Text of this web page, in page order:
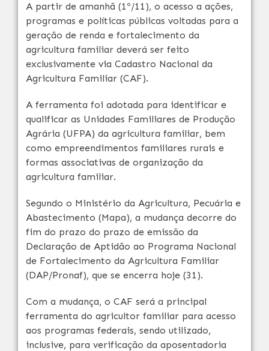
A partir de amanhã (1º/11), o acesso a ações,
programas e políticas públicas voltadas para a
geração de renda e fortalecimento da
agricultura familiar deverá ser feito
exclusivamente via Cadastro Nacional da
Agricultura Familiar (CAF).
A ferramenta foi adotada para identificar e
qualificar as Unidades Familiares de Produção
Agrária (UFPA) da agricultura familiar, bem
como empreendimentos familiares rurais e
formas associativas de organização da
agricultura familiar.
Segundo o Ministério da Agricultura, Pecuária e
Abastecimento (Mapa), a mudança decorre do
fim do prazo do prazo de emissão da
Declaração de Aptidão ao Programa Nacional
de Fortalecimento da Agricultura Familiar
(DAP/Pronaf), que se encerra hoje (31).
Com a mudança, o CAF será a principal
ferramenta do agricultor familiar para acesso
aos programas federais, sendo utilizado,
inclusive, para verificação da aposentadoria